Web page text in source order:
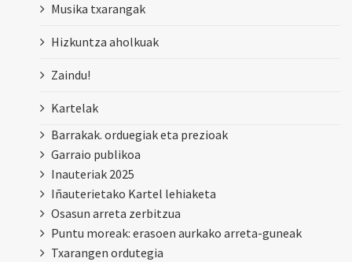
Musika txarangak
Hizkuntza aholkuak
Zaindu!
Kartelak
Barrakak. orduegiak eta prezioak
Garraio publikoa
Inauteriak 2025
Iñauterietako Kartel lehiaketa
Osasun arreta zerbitzua
Puntu moreak: erasoen aurkako arreta-guneak
Txarangen ordutegia